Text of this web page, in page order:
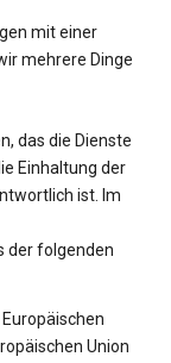
mit einer
mehrere Dinge
das die Dienste
Einhaltung der
ist. Im
der folgenden
Union